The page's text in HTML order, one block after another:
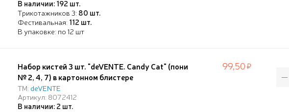
В наличии: 192 шт.
Трикотажников 3: 80 шт.
Фестивальная: 112 шт.
В упаковке: по 12 шт
Набор кистей 3 шт. "deVENTE. Candy Cat" (пони
№ 2, 4, 7) в картонном блистере
ТМ: deVENTE
Артикул: 8072412
В наличии: 2 шт.
99,50